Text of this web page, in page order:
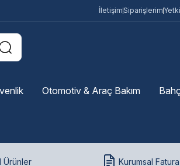
İletişimSiparişlerim
Otomotiv & Araç Bakım
Ürünler Kurumsal Fatura